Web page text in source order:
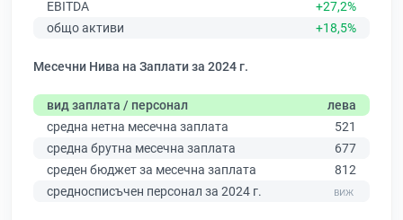
EBITDA
+27,2%
общо активи
+18,5%
Месечни Нива на Заплати за 2024 г.
вид заплата / персонал
лева
средна нетна месечна заплата
521
средна брутна месечна заплата
677
среден бюджет за месечна заплата
812
средносписъчен персонал за 2024 г.